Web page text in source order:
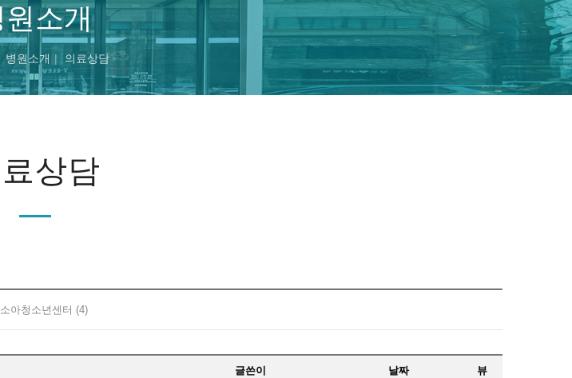
소개
병원소개 의료상담
상담
소아청소년센터 (4)
글쓴이 날짜 뷰